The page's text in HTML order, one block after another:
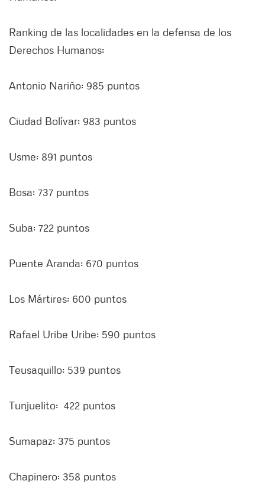
Ranking de las localidades en la defensa de los
Derechos Humanos:
Antonio Nariño: 985 puntos
Ciudad Bolívar: 983 puntos
Usme: 891 puntos
Bosa: 737 puntos
Suba: 722 puntos
Puente Aranda: 670 puntos
Los Mártires: 600 puntos
Rafael Uribe Uribe: 590 puntos
Teusaquillo: 539 puntos
Tunjuelito: 422 puntos
Sumapaz: 375 puntos
Chapinero: 358 puntos